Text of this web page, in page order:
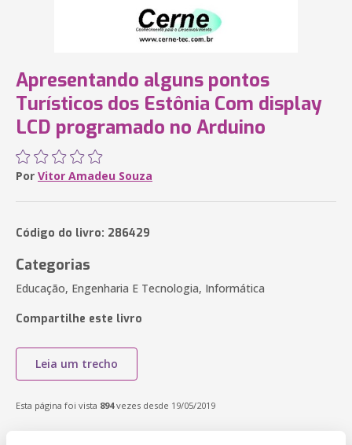
Apresentando alguns pontos
Turísticos dos Estônia Com display
LCD programado no Arduino
Por Vitor Amadeu Souza
Código do livro: 286429
Categorias
Educação, Engenharia E Tecnologia, Informática
Compartilhe este livro
Leia um trecho
Esta página foi vista 894vezes desde 19/05/2019